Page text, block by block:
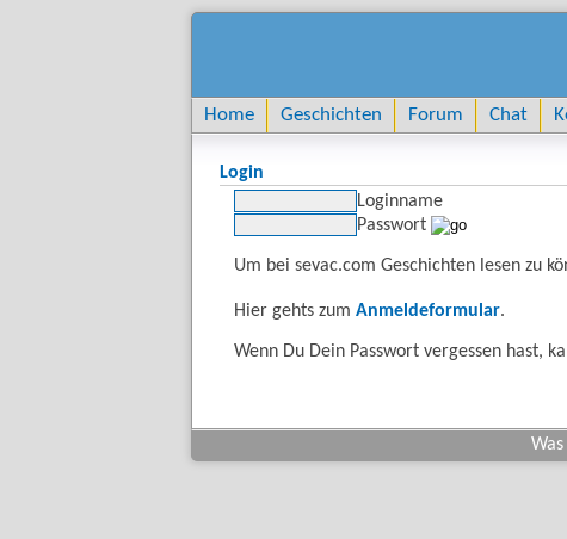
Home Geschichten Forum Chat
Login
Loginname
Passwort
Um bei sevac.com Geschichten lesen zu
Hier gehts zum Anmeldeformular.
Wenn Du Dein Passwort vergessen hast,